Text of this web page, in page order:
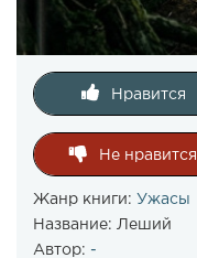
Нравится
Не нравится
Жанр книги: Ужасы
Название: Леший
Автор: -